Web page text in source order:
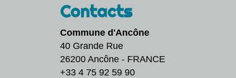
Contacts
Commune d'Ancône
40 Grande Rue
26200 Ancône - FRANCE
+33 4 75 92 59 90